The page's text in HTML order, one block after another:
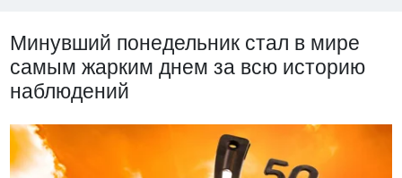
Минувший понедельник стал в мире
самым жарким днем за всю историю
наблюдений